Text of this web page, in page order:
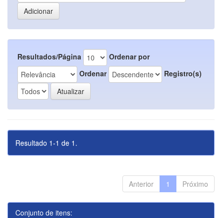
Resultados/Página
Ordenar por
Ordenar
Registro(s)
Resultado 1-1 de 1.
Anterior 1 Próximo
Conjunto de itens: